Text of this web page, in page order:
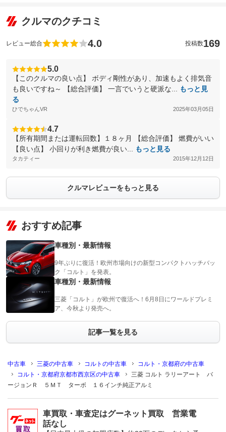
クルマのクチコミ
レビュー総合 4.0 投稿数169
5.0
【このクルマの良い点】 ボディ剛性があり、加速もよく排気音
も良いですね～ 【総合評価】 一言でいうと硬派な...
もっと見
る
ひでちゃんVR 2025年03月05日
4.7
【所有期間または運転回数】１８ヶ月 【総合評価】 燃費がいい
【良い点】 小回りが利き燃費が良い...
もっと見る
タカティー 2015年12月12日
クルマレビューをもっと見る
おすすめ記事
車種別・最新情報
9年ぶりに復活！欧州市場向けの新型コンパクトハッチバッ
ク「コルト」を発表。
車種別・最新情報
三菱「コルト」が欧州で復活へ！6月8日にワールドプレミ
ア、今秋より発売へ。
記事一覧を見る
中古車 三菱の中古車 コルトの中古車
コルト・京都府の中古車
コルト・京都府京都市西京区の中古車
三菱 コルト ラリーアート バ
ージョンＲ ５ＭＴ ターボ １６インチ純正アルミ
車買取・車査定はグーネット買取 営業電
話なし